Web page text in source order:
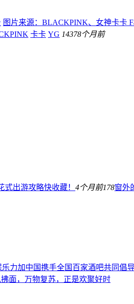
图片来源：BLACKPINK、女神卡卡
卡卡 YG 14378个月前
式出游攻略快收藏！ 4个月前178窗外
力加中国携手全国百家酒吧共同倡
面，万物复苏，正是欢聚好时